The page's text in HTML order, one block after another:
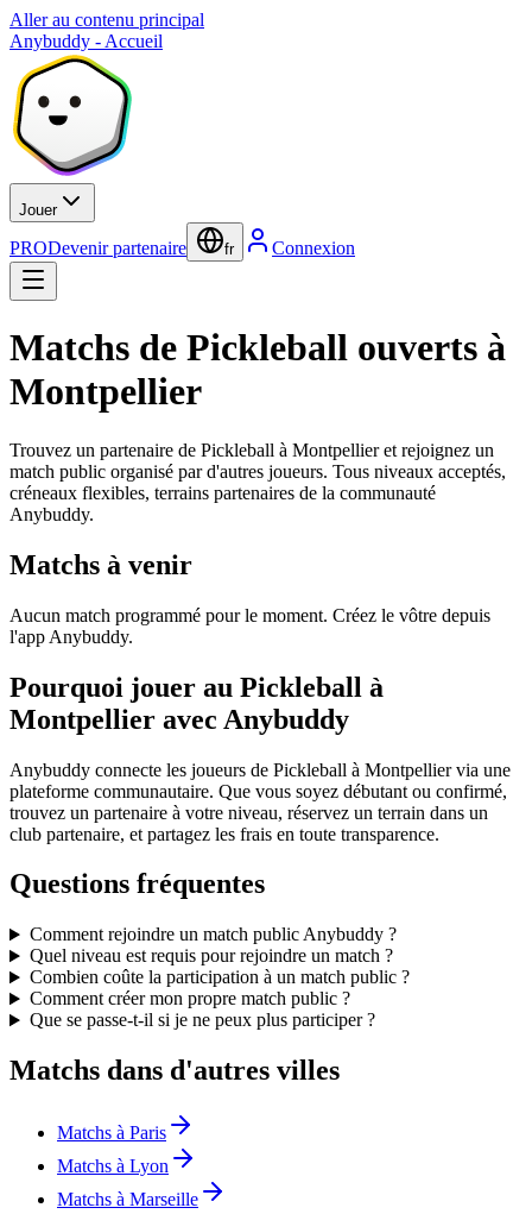
Aller au contenu principal
Anybuddy - Accueil
Jouer
PRODevenir partenaire fr Connexion
Matchs de Pickleball ouverts à
Montpellier
Trouvez un partenaire de Pickleball à Montpellier et rejoignez un
match public organisé par d'autres joueurs. Tous niveaux acceptés,
créneaux flexibles, terrains partenaires de la communauté
Anybuddy.
Matchs à venir
Aucun match programmé pour le moment. Créez le vôtre depuis
l'app Anybuddy.
Pourquoi jouer au Pickleball à
Montpellier avec Anybuddy
Anybuddy connecte les joueurs de Pickleball à Montpellier via une
plateforme communautaire. Que vous soyez débutant ou confirmé,
trouvez un partenaire à votre niveau, réservez un terrain dans un
club partenaire, et partagez les frais en toute transparence.
Questions fréquentes
Comment rejoindre un match public Anybuddy ?
Quel niveau est requis pour rejoindre un match ?
Combien coûte la participation à un match public ?
Comment créer mon propre match public ?
Que se passe-t-il si je ne peux plus participer ?
Matchs dans d'autres villes
Matchs à Paris
Matchs à Lyon
Matchs à Marseille